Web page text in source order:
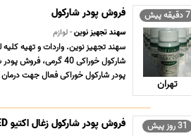
7 دقیقه پیش
تهران
فروش پودر شارکول
سهند تجهیز نوین- لوازم
پودر شارکول خوراکی فعال جهت
31 روز پیش فروش پودر شارکول زغال اکتیو CHARCOAL ACTIVATED